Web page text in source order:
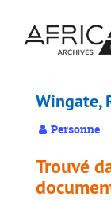
contenu
Wingate,
Personne
Trouvé